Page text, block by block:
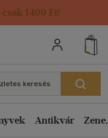
1499 Ft!
keresés
Antikvár